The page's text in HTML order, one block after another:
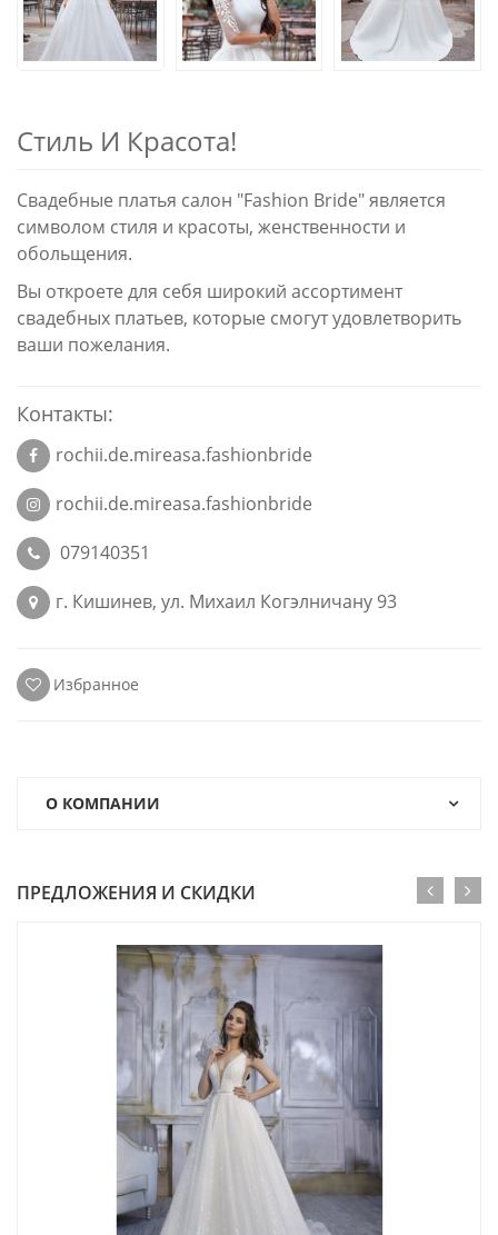
Стиль И Красота!
Свадебные платья салон "Fashion Bride" является
символом стиля и красоты, женственности и
обольщения.
Вы откроете для себя широкий ассортимент
свадебных платьев, которые смогут удовлетворить
ваши пожелания.
Контакты:
rochii.de.mireasa.fashionbride
rochii.de.mireasa.fashionbride
079140351
г. Кишинев, ул. Михаил Когэлничану 93
Избранное
О КОМПАНИИ
ПРЕДЛОЖЕНИЯ И СКИДКИ